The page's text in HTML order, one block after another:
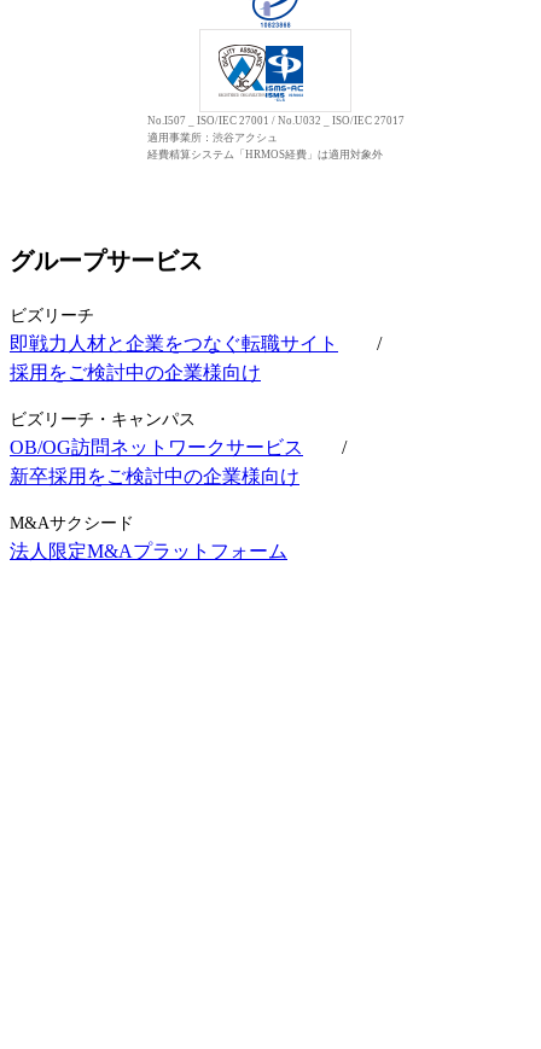
No.I507 _ ISO/IEC 27001 / No.U032 _ ISO/IEC 27017
適用事業所：渋谷アクシュ
経費精算システム「HRMOS経費」は適用対象外
グループサービス
ビズリーチ
即戦力人材と企業をつなぐ転職サイト
/
採用をご検討中の企業様向け
ビズリーチ・キャンパス
OB/OG訪問ネットワークサービス
/
新卒採用をご検討中の企業様向け
M&Aサクシード
法人限定M&Aプラットフォーム